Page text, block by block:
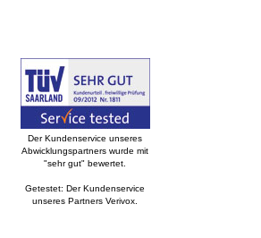
Der Kundenservice unseres
Abwicklungspartners wurde mit
"sehr gut" bewertet.
Getestet: Der Kundenservice
unseres Partners Verivox.